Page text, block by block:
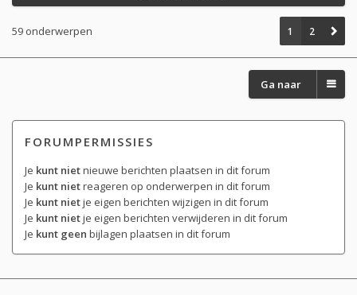
59 onderwerpen 1 2
Ga naar
FORUMPERMISSIES
Je kunt nietnieuwe berichten plaatsen in dit forum
Je kunt nietreageren op onderwerpen in dit forum
Je kunt nietje eigen berichten wijzigen in dit forum
Je kunt nietje eigen berichten verwijderen in dit forum
Je kunt geen bijlagen plaatsen in dit forum